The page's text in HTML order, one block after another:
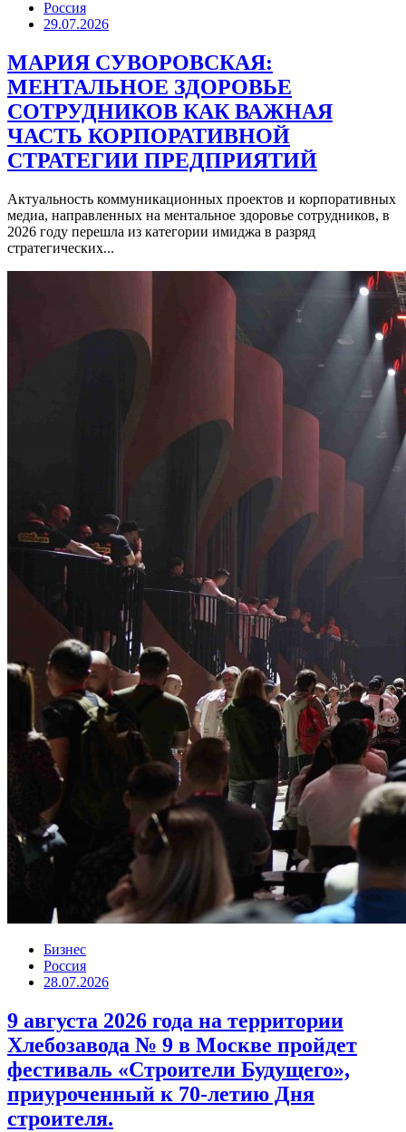
Россия
29.07.2026
МАРИЯ СУВОРОВСКАЯ:
МЕНТАЛЬНОЕ ЗДОРОВЬЕ
СОТРУДНИКОВ КАК ВАЖНАЯ
ЧАСТЬ КОРПОРАТИВНОЙ
СТРАТЕГИИ ПРЕДПРИЯТИЙ
Актуальность коммуникационных проектов и корпоративных
медиа, направленных на ментальное здоровье сотрудников, в
2026 году перешла из категории имиджа в разряд
стратегических...
Бизнес
Россия
28.07.2026
9 августа 2026 года на территории
Хлебозавода № 9 в Москве пройдет
фестиваль «Строители Будущего»,
приуроченный к 70-летию Дня
строителя.